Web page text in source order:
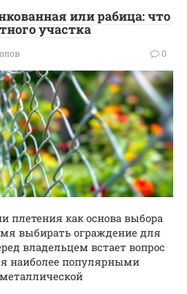
или рабица: что
участка
0
плетения как основа выбора
выбирать ограждение для
владельцем встает вопрос
наиболее популярными